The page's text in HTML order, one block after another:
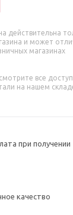
действительна
и может
магазинах
все
на нашем
при получении
качество